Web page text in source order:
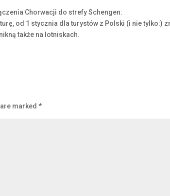
Chorwacji do strefy Schengen:
od 1 stycznia dla turystów z Polski (i nie tylko:)
także na lotniskach.
marked *